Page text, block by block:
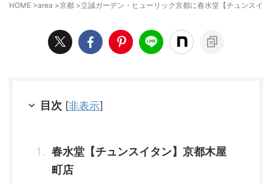
HOME >area >京都 >立誠ガーデン・ヒューリック京都に春水堂【チュンスイ
目次 [非表示]
春水堂【チュンスイタン】京都木屋
町店